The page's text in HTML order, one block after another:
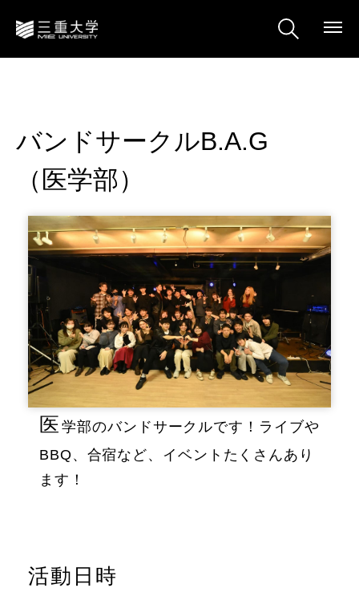
バンドサークルB.A.G
（医学部）
医 学部のバンドサークルです！ライブや
BBQ、合宿など、イベントたくさんあり
ます！
活動日時